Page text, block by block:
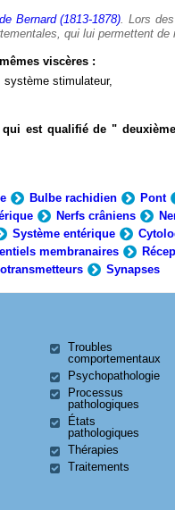
Bernard (1813-1878). Lors
qui lui permettent de
viscères :
système stimulateur,
qui est qualifié de "
Bulbe rachidien Pont
Nerfs crâniens
Système entérique
membranaires
Synapses
Troubles
comportementaux
Psychopathologie
Processus
pathologiques
États
pathologiques
Thérapies
Traitements